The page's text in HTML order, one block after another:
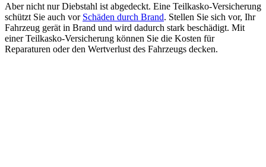
Aber nicht nur Diebstahl ist abgedeckt. Eine Teilkasko-Versicherung
schützt Sie auch vor Schäden durch Brand. Stellen Sie sich vor, Ihr
Fahrzeug gerät in Brand und wird dadurch stark beschädigt. Mit
einer Teilkasko-Versicherung können Sie die Kosten für
Reparaturen oder den Wertverlust des Fahrzeugs decken.